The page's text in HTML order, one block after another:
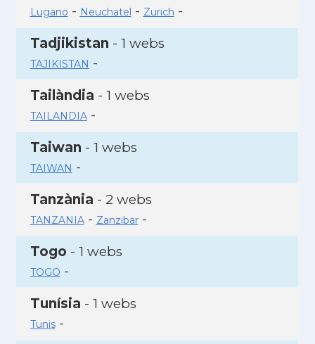
Lugano - Neuchatel - Zurich -
Tadjikistan - 1 webs
TAJIKISTAN -
Tailàndia - 1 webs
TAILANDIA-
Taiwan - 1 webs
TAIWAN -
Tanzània - 2 webs
TANZANIA- Zanzibar-
Togo - 1 webs
TOGO -
Tunísia - 1 webs
Tunis-